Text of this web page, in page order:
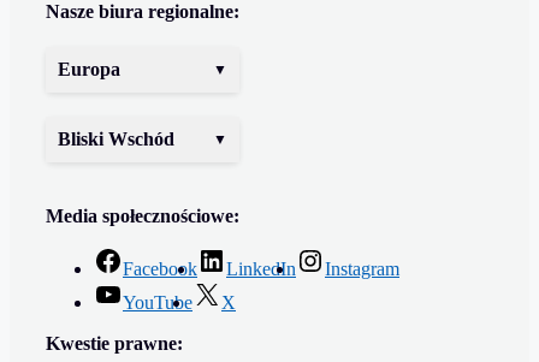
Nasze biura regionalne:
Europa
Bliski Wschód
Media społecznościowe:
Facebook LinkedIn
Instagram
YouTube
X
Kwestie prawne: